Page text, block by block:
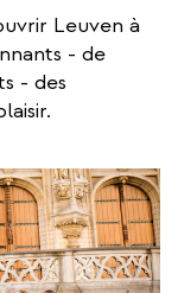
Leuven à
- de
- des